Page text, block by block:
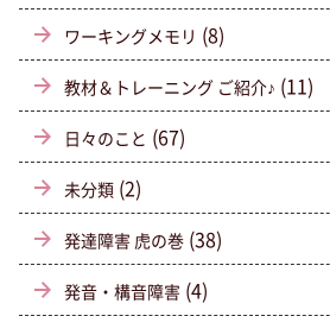
ワーキングメモリ (8)
教材＆トレーニング ご紹介♪ (11)
日々のこと (67)
未分類 (2)
発達障害 虎の巻 (38)
発音・構音障害 (4)